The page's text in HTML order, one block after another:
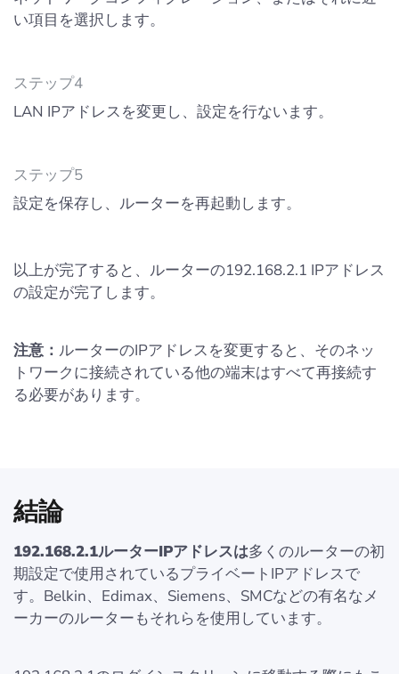
い項目を選択します。
ステップ4
LAN IPアドレスを変更し、設定を行ないます。
ステップ5
設定を保存し、ルーターを再起動します。
以上が完了すると、ルーターの192.168.2.1 IPアドレス
の設定が完了します。
注意： ルーターのIPアドレスを変更すると、そのネッ
トワークに接続されている他の端末はすべて再接続す
る必要があります。
結論
192.168.2.1ルーターIPアドレスは多くのルーターの初
期設定で使用されているプライベートIPアドレスで
す。Belkin、Edimax、Siemens、SMCなどの有名なメ
ーカーのルーターもそれらを使用しています。